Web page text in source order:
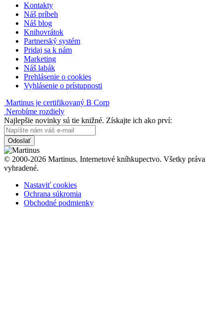
Kontakty
Náš príbeh
Náš blog
Knihovrátok
Partnerský systém
Pridaj sa k nám
Marketing
Náš labák
Prehlásenie o cookies
Vyhlásenie o prístupnosti
Martinus je certifikovaný B Corp
Nerobíme rozdiely
Najlepšie novinky sú tie knižné. Získajte ich ako prví:
Odoslať
© 2000-2026 Martinus. Internetové kníhkupectvo. Všetky práva
vyhradené.
Nastaviť cookies
Ochrana súkromia
Obchodné podmienky